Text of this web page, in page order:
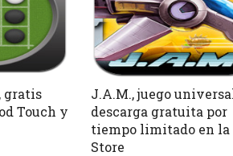
gratis
Touch y
J.A.M., juego
descarga gratuita por
tiempo limitado en la
Store